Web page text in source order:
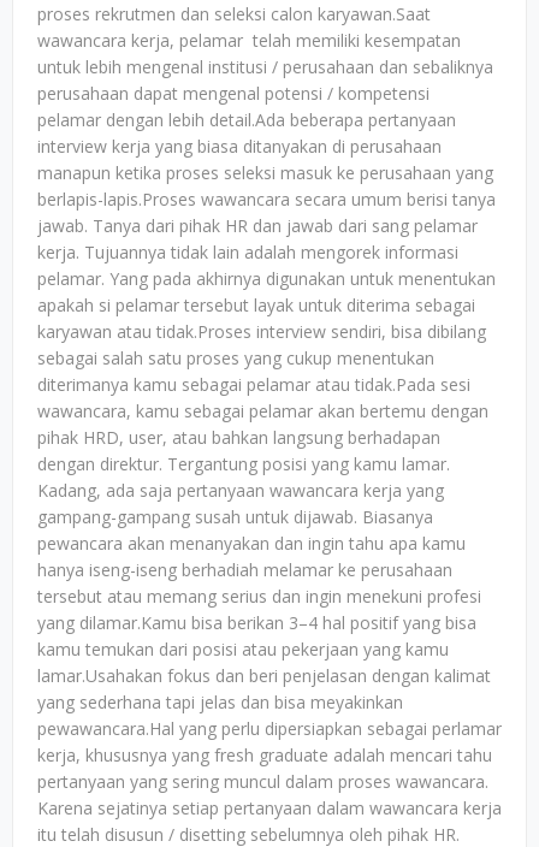
proses rekrutmen dan seleksi calon karyawan.Saat
wawancara kerja, pelamar telah memiliki kesempatan
untuk lebih mengenal institusi / perusahaan dan sebaliknya
perusahaan dapat mengenal potensi / kompetensi
pelamar dengan lebih detail.Ada beberapa pertanyaan
interview kerja yang biasa ditanyakan di perusahaan
manapun ketika proses seleksi masuk ke perusahaan yang
berlapis-lapis.Proses wawancara secara umum berisi tanya
jawab. Tanya dari pihak HR dan jawab dari sang pelamar
kerja. Tujuannya tidak lain adalah mengorek informasi
pelamar. Yang pada akhirnya digunakan untuk menentukan
apakah si pelamar tersebut layak untuk diterima sebagai
karyawan atau tidak.Proses interview sendiri, bisa dibilang
sebagai salah satu proses yang cukup menentukan
diterimanya kamu sebagai pelamar atau tidak.Pada sesi
wawancara, kamu sebagai pelamar akan bertemu dengan
pihak HRD, user, atau bahkan langsung berhadapan
dengan direktur. Tergantung posisi yang kamu lamar.
Kadang, ada saja pertanyaan wawancara kerja yang
gampang-gampang susah untuk dijawab. Biasanya
pewancara akan menanyakan dan ingin tahu apa kamu
hanya iseng-iseng berhadiah melamar ke perusahaan
tersebut atau memang serius dan ingin menekuni profesi
yang dilamar.Kamu bisa berikan 3–4 hal positif yang bisa
kamu temukan dari posisi atau pekerjaan yang kamu
lamar.Usahakan fokus dan beri penjelasan dengan kalimat
yang sederhana tapi jelas dan bisa meyakinkan
pewawancara.Hal yang perlu dipersiapkan sebagai perlamar
kerja, khususnya yang fresh graduate adalah mencari tahu
pertanyaan yang sering muncul dalam proses wawancara.
Karena sejatinya setiap pertanyaan dalam wawancara kerja
itu telah disusun / disetting sebelumnya oleh pihak HR.